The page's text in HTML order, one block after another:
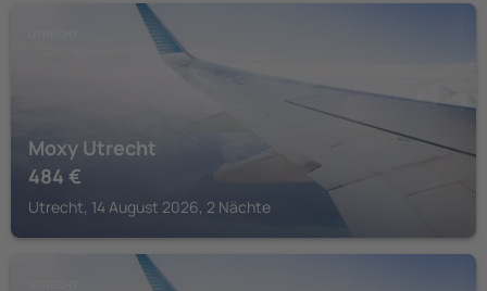
Moxy Utrecht
484 €
Utrecht, 14 August 2026, 2 Nächte